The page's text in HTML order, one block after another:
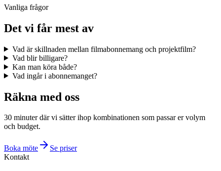
Vanliga frågor
Det vi får mest av
Vad är skillnaden mellan filmabonnemang och projektfilm?
Vad blir billigare?
Kan man köra både?
Vad ingår i abonnemanget?
Räkna med oss
30 minuter där vi sätter ihop kombinationen som passar er volym
och budget.
Boka möte
Se priser
Kontakt